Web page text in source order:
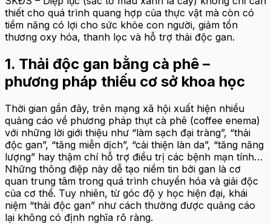
thiết cho quá trình quang hợp của thực vật mà còn có
tiềm năng có lợi cho sức khỏe con người, giảm tổn
thương oxy hóa, thanh lọc và hỗ trợ thải độc gan.
1. Thải độc gan bằng cà phê –
phương pháp thiếu cơ sở khoa học
Thời gian gần đây, trên mạng xã hội xuất hiện nhiều
quảng cáo về phương pháp thụt cà phê (coffee enema)
với những lời giới thiệu như “làm sạch đại tràng”, “thải
độc gan”, “tăng miễn dịch”, “cải thiện làn da”, “tăng năng
lượng” hay thậm chí hỗ trợ điều trị các bệnh mạn tính…
Những thông điệp này dễ tạo niềm tin bởi gan là cơ
quan trung tâm trong quá trình chuyển hóa và giải độc
của cơ thể. Tuy nhiên, từ góc độ y học hiện đại, khái
niệm “thải độc gan” như cách thường được quảng cáo
lại không có định nghĩa rõ ràng.